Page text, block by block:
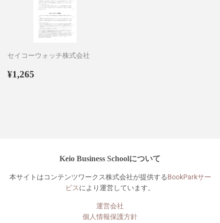
セイコーウォッチ株式会社
通
¥1,265
Keio Business Schoolについて
本サイトはコンテンツワークス株式会社が提供するBookParkサー
ビスにより運営しています。
運営会社
個人情報保護方針